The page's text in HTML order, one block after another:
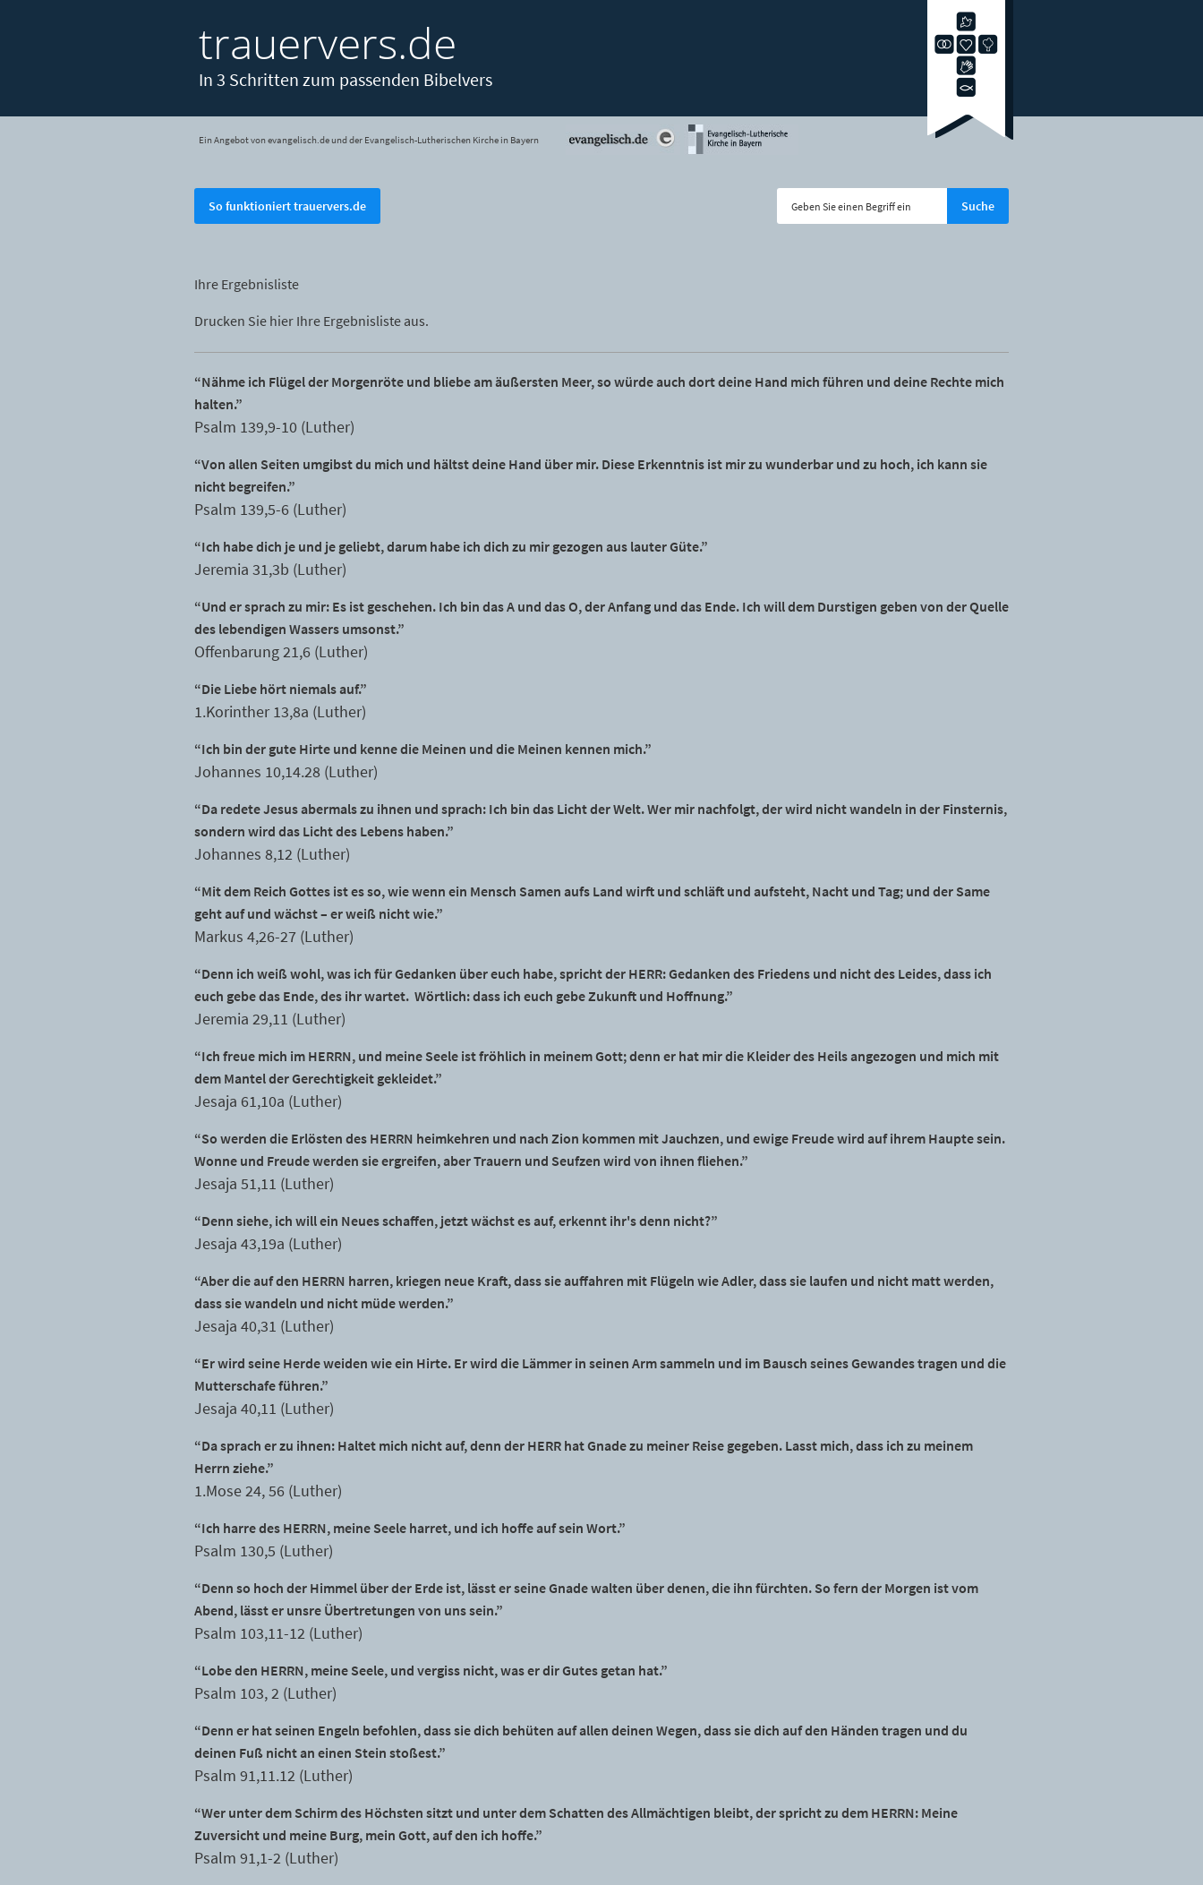
trauervers.de
In 3 Schritten zum passenden Bibelvers
Ein Angebot von evangelisch.de und der Evangelisch-Lutherischen Kirche in Bayern
So funktioniert trauervers.de
Ihre Ergebnisliste
Drucken Sie hier Ihre Ergebnisliste aus.
“Nähme ich Flügel der Morgenröte und bliebe am äußersten Meer, so würde auch dort deine Hand mich führen und deine Rechte mich
halten.”
Psalm 139,9-10 (Luther)
“Von allen Seiten umgibst du mich und hältst deine Hand über mir. Diese Erkenntnis ist mir zu wunderbar und zu hoch, ich kann sie
nicht begreifen.”
Psalm 139,5-6 (Luther)
“Ich habe dich je und je geliebt, darum habe ich dich zu mir gezogen aus lauter Güte.”
Jeremia 31,3b (Luther)
“Und er sprach zu mir: Es ist geschehen. Ich bin das A und das O, der Anfang und das Ende. Ich will dem Durstigen geben von der Quelle
des lebendigen Wassers umsonst.”
Offenbarung 21,6 (Luther)
“Die Liebe hört niemals auf.”
1.Korinther 13,8a (Luther)
“Ich bin der gute Hirte und kenne die Meinen und die Meinen kennen mich.”
Johannes 10,14.28 (Luther)
“Da redete Jesus abermals zu ihnen und sprach: Ich bin das Licht der Welt. Wer mir nachfolgt, der wird nicht wandeln in der Finsternis,
sondern wird das Licht des Lebens haben.”
Johannes 8,12 (Luther)
“Mit dem Reich Gottes ist es so, wie wenn ein Mensch Samen aufs Land wirft und schläft und aufsteht, Nacht und Tag; und der Same
geht auf und wächst – er weiß nicht wie.”
Markus 4,26-27 (Luther)
“Denn ich weiß wohl, was ich für Gedanken über euch habe, spricht der HERR: Gedanken des Friedens und nicht des Leides, dass ich
euch gebe das Ende, des ihr wartet. Wörtlich: dass ich euch gebe Zukunft und Hoffnung.”
Jeremia 29,11 (Luther)
“Ich freue mich im HERRN, und meine Seele ist fröhlich in meinem Gott; denn er hat mir die Kleider des Heils angezogen und mich mit
dem Mantel der Gerechtigkeit gekleidet.”
Jesaja 61,10a (Luther)
“So werden die Erlösten des HERRN heimkehren und nach Zion kommen mit Jauchzen, und ewige Freude wird auf ihrem Haupte sein.
Wonne und Freude werden sie ergreifen, aber Trauern und Seufzen wird von ihnen fliehen.”
Jesaja 51,11 (Luther)
“Denn siehe, ich will ein Neues schaffen, jetzt wächst es auf, erkennt ihr's denn nicht?”
Jesaja 43,19a (Luther)
“Aber die auf den HERRN harren, kriegen neue Kraft, dass sie auffahren mit Flügeln wie Adler, dass sie laufen und nicht matt werden,
dass sie wandeln und nicht müde werden.”
Jesaja 40,31 (Luther)
“Er wird seine Herde weiden wie ein Hirte. Er wird die Lämmer in seinen Arm sammeln und im Bausch seines Gewandes tragen und die
Mutterschafe führen.”
Jesaja 40,11 (Luther)
“Da sprach er zu ihnen: Haltet mich nicht auf, denn der HERR hat Gnade zu meiner Reise gegeben. Lasst mich, dass ich zu meinem
Herrn ziehe.”
1.Mose 24, 56 (Luther)
“Ich harre des HERRN, meine Seele harret, und ich hoffe auf sein Wort.”
Psalm 130,5 (Luther)
“Denn so hoch der Himmel über der Erde ist, lässt er seine Gnade walten über denen, die ihn fürchten. So fern der Morgen ist vom
Abend, lässt er unsre Übertretungen von uns sein.”
Psalm 103,11-12 (Luther)
“Lobe den HERRN, meine Seele, und vergiss nicht, was er dir Gutes getan hat.”
Psalm 103, 2 (Luther)
“Denn er hat seinen Engeln befohlen, dass sie dich behüten auf allen deinen Wegen, dass sie dich auf den Händen tragen und du
deinen Fuß nicht an einen Stein stoßest.”
Psalm 91,11.12 (Luther)
“Wer unter dem Schirm des Höchsten sitzt und unter dem Schatten des Allmächtigen bleibt, der spricht zu dem HERRN: Meine
Zuversicht und meine Burg, mein Gott, auf den ich hoffe.”
Psalm 91,1-2 (Luther)